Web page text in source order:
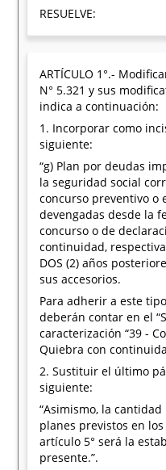
RESUELVE:
ARTÍCULO 1°.-
N° 5.321 y sus
indica a continuación:
1. Incorporar como
siguiente:
“g) Plan por deudas
la seguridad social
concurso preventivo o
devengadas desde la
concurso o de
continuidad,
DOS (2) años
sus accesorios.
Para adherir a este
deberán contar en el
caracterización “39 -
Quiebra con
2. Sustituir el último
siguiente:
“Asimismo, la
planes previstos en los
artículo 5° será la
presente.”.